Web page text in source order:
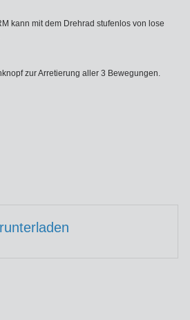
kann mit dem Drehrad stufenlos von lose
zur Arretierung aller 3 Bewegungen.